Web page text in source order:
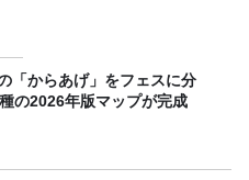
「からあげ」をフェスに分
の2026年版マップが完成